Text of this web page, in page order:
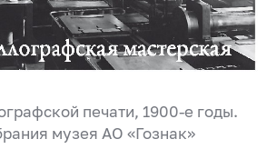
печати, 1900-е годы.
музея АО «Гознак»